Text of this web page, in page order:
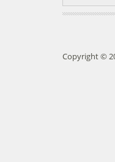
Copyright ©